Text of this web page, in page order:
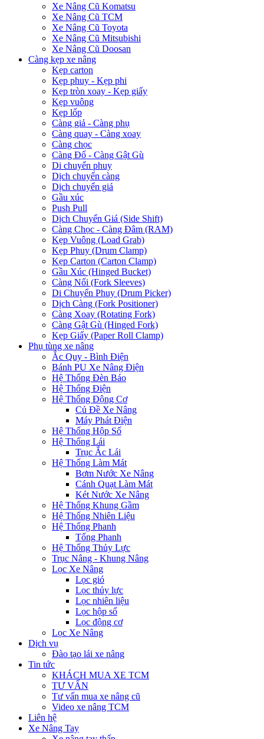
Xe Nâng Cũ Komatsu
Xe Nâng Cũ TCM
Xe Nâng Cũ Toyota
Xe Nâng Cũ Mitsubishi
Xe Nâng Cũ Doosan
Càng kẹp xe nâng
Kẹp carton
Kẹp phuy - Kẹp phi
Kẹp tròn xoay - Kẹp giấy
Kẹp vuông
Kẹp lốp
Càng giả - Càng phụ
Càng quay - Càng xoay
Càng chọc
Càng Đổ - Càng Gật Gù
Di chuyển phuy
Dịch chuyển càng
Dịch chuyển giá
Gầu xúc
Push Pull
Dịch Chuyển Giá (Side Shift)
Càng Chọc - Càng Đâm (RAM)
Kẹp Vuông (Load Grab)
Kẹp Phuy (Drum Clamp)
Kẹp Carton (Carton Clamp)
Gầu Xúc (Hinged Bucket)
Càng Nối (Fork Sleeves)
Di Chuyển Phuy (Drum Picker)
Dịch Càng (Fork Positioner)
Càng Xoay (Rotating Fork)
Càng Gật Gù (Hinged Fork)
Kẹp Giấy (Paper Roll Clamp)
Phụ tùng xe nâng
Ắc Quy - Bình Điện
Bánh PU Xe Nâng Điện
Hệ Thống Đèn Báo
Hệ Thống Điện
Hệ Thống Động Cơ
Củ Đề Xe Nâng
Máy Phát Điện
Hệ Thống Hộp Số
Hệ Thống Lái
Trục Ắc Lái
Hệ Thống Làm Mát
Bơm Nước Xe Nâng
Cánh Quạt Làm Mát
Két Nước Xe Nâng
Hệ Thống Khung Gầm
Hệ Thống Nhiên Liệu
Hệ Thống Phanh
Tổng Phanh
Hệ Thống Thủy Lực
Trục Nâng - Khung Nâng
Lọc Xe Nâng
Lọc gió
Lọc thủy lực
Lọc nhiên liệu
Lọc hộp số
Lọc động cơ
Lọc Xe Nâng
Dịch vụ
Đào tạo lái xe nâng
Tin tức
KHÁCH MUA XE TCM
TƯ VẤN
Tư vấn mua xe nâng cũ
Video xe nâng TCM
Liên hệ
Xe Nâng Tay